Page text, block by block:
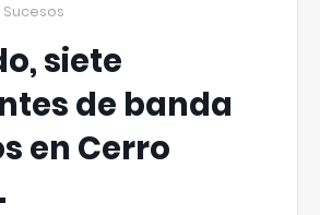
Sucesos
siete
de banda
en Cerro